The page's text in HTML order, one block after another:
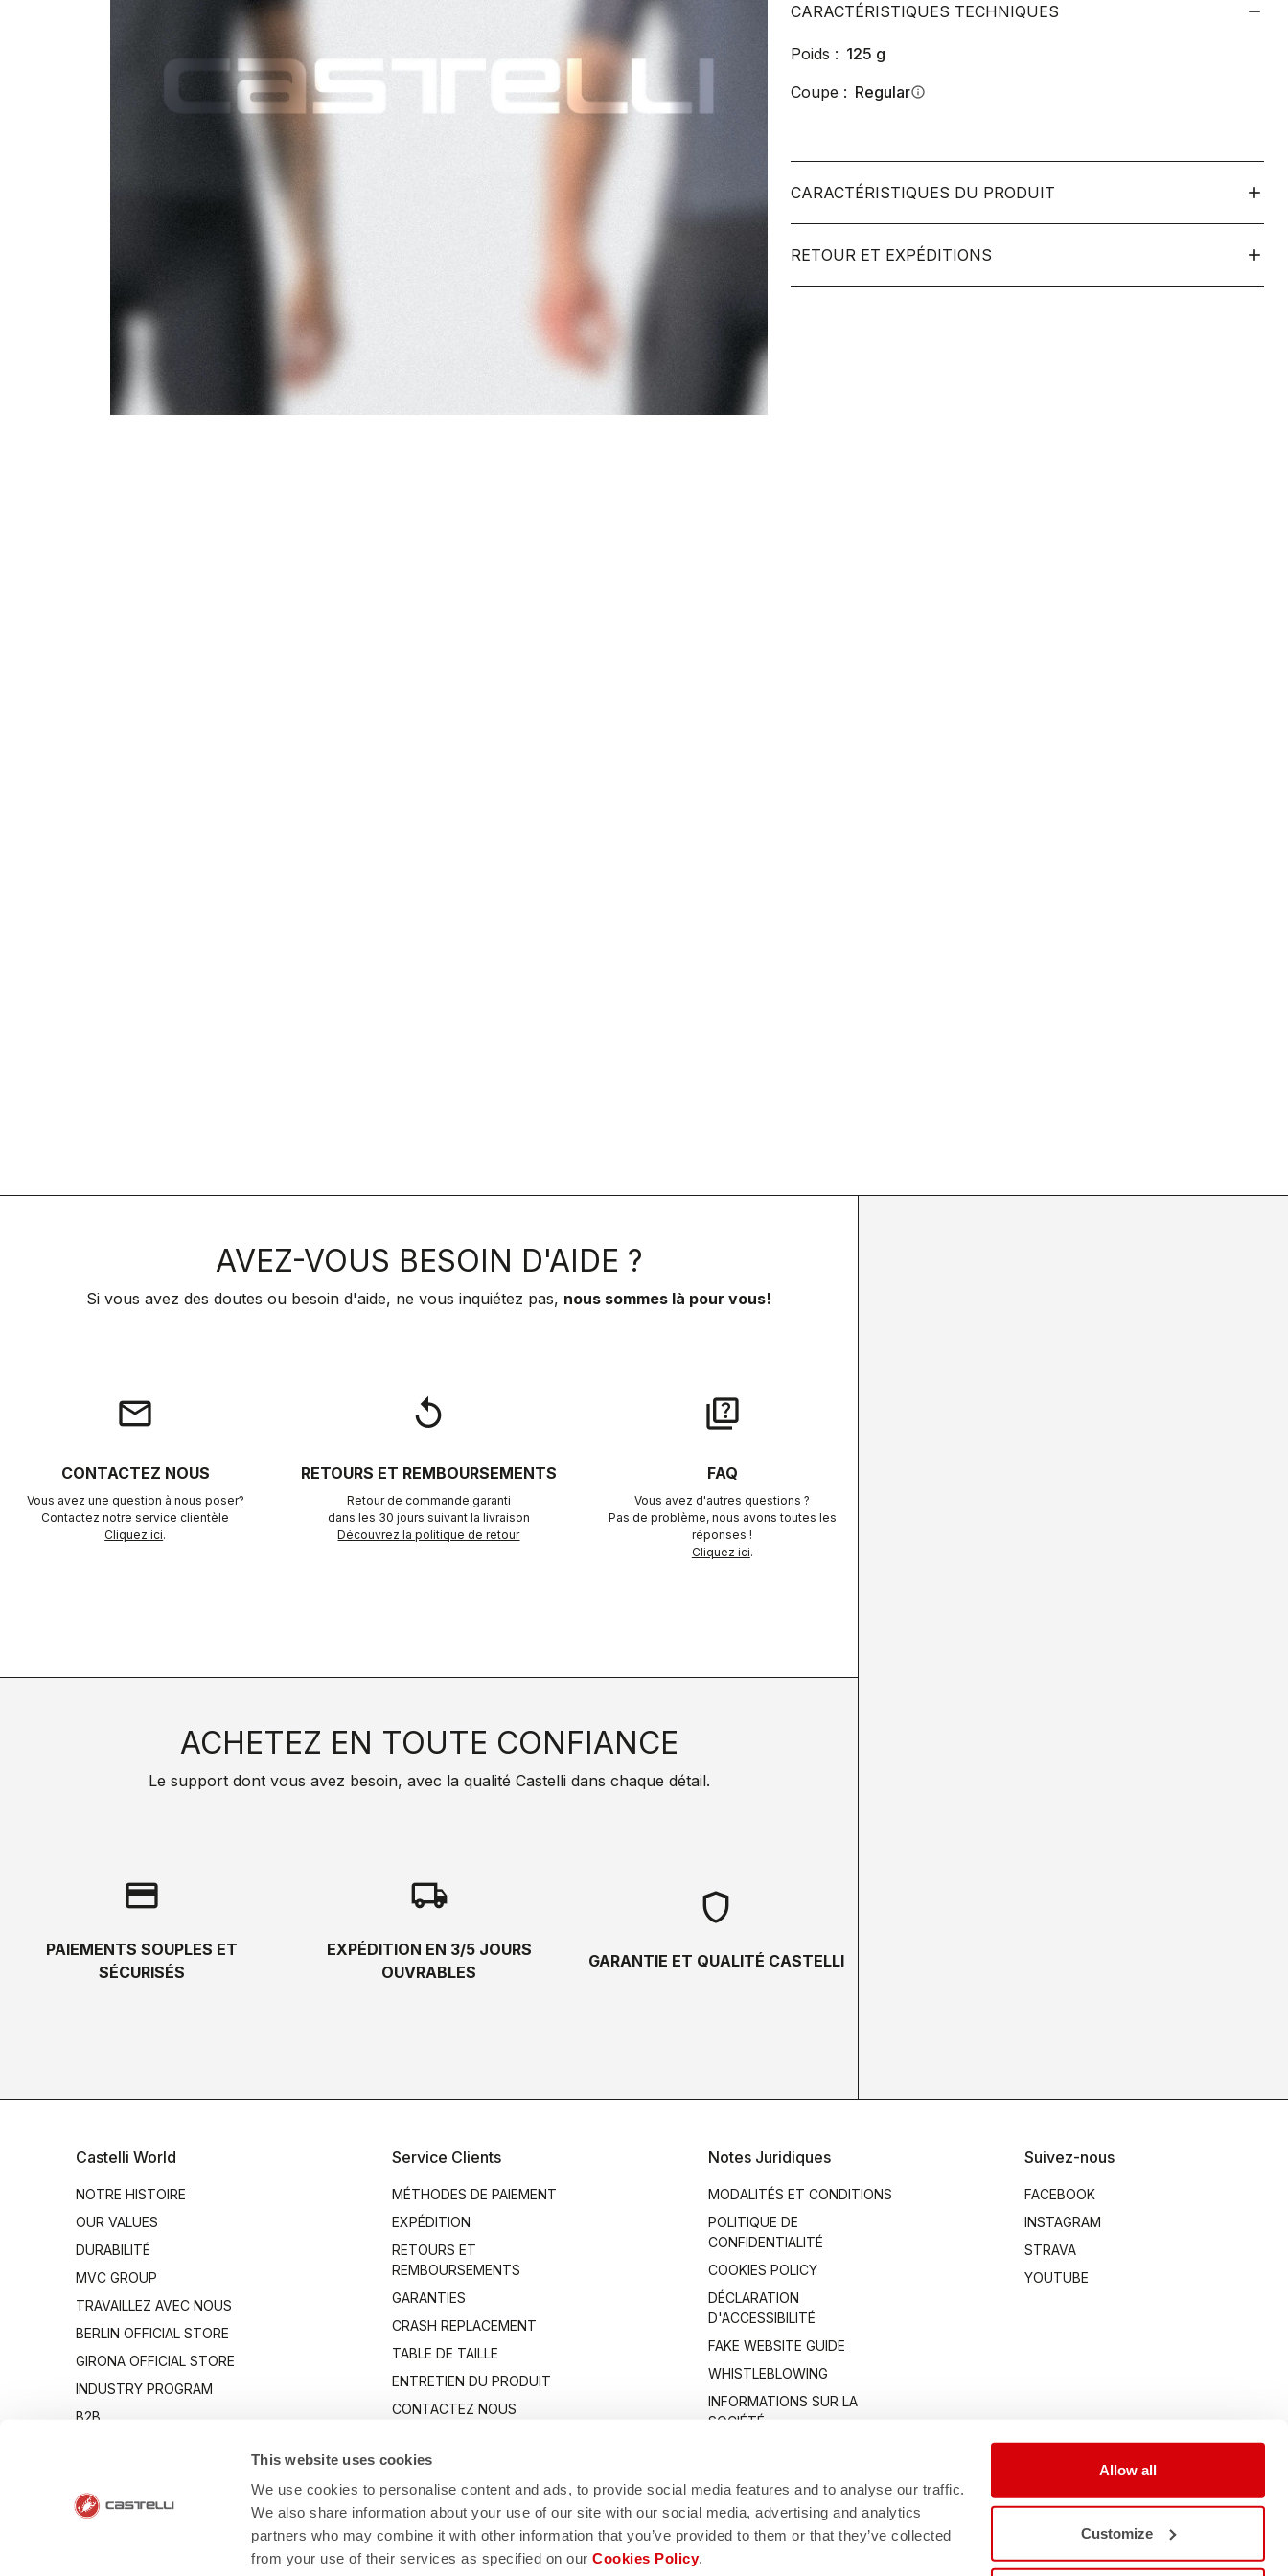
This website uses cookies
We use cookies to personalise content and ads, to provide social media features and to analyse our traffic.
We also share information about your use of our site with our social media, advertising and analytics
partners who may combine it with other information that you’ve provided to them or that they’ve collected
from your use of their services as specified on ourCookies Policy.
Allow all
Customize
CARACTÉRISTIQUES TECHNIQUES
Poids : 125 g
Coupe : Regularinfo
CARACTÉRISTIQUES DU PRODUIT
RETOUR ET EXPÉDITIONS
AVEZ-VOUS BESOIN D'AIDE ?
Si vous avez des doutes ou besoin d'aide, ne vous inquiétez pas, nous sommes là pour vous!
email
CONTACTEZ NOUS
Vous avez une question à nous poser?
Contactez notre service clientèle
Cliquez ici.
replay
RETOURS ET REMBOURSEMENTS
Retour de commande garanti
dans les 30 jours suivant la livraison
Découvrez la politique de retour
quiz
FAQ
Vous avez d'autres questions ?
Pas de problème, nous avons toutes les
réponses !
Cliquez ici.
ACHETEZ EN TOUTE CONFIANCE
Le support dont vous avez besoin, avec la qualité Castelli dans chaque détail.
credit_card
PAIEMENTS SOUPLES ET
SÉCURISÉS
local_shipping
EXPÉDITION EN 3/5 JOURS
OUVRABLES
shield
GARANTIE ET QUALITÉ CASTELLI
Castelli World
NOTRE HISTOIRE
OUR VALUES
DURABILITÉ
MVC GROUP
TRAVAILLEZ AVEC NOUS
BERLIN OFFICIAL STORE
GIRONA OFFICIAL STORE
INDUSTRY PROGRAM
B2B
Service Clients
MÉTHODES DE PAIEMENT
EXPÉDITION
RETOURS ET
REMBOURSEMENTS
GARANTIES
CRASH REPLACEMENT
TABLE DE TAILLE
ENTRETIEN DU PRODUIT
CONTACTEZ NOUS
Notes Juridiques
MODALITÉS ET CONDITIONS
POLITIQUE DE
CONFIDENTIALITÉ
COOKIES POLICY
DÉCLARATION
D'ACCESSIBILITÉ
FAKE WEBSITE GUIDE
WHISTLEBLOWING
INFORMATIONS SUR LA
SOCIÉTÉ
Suivez-nous
FACEBOOK
INSTAGRAM
STRAVA
YOUTUBE